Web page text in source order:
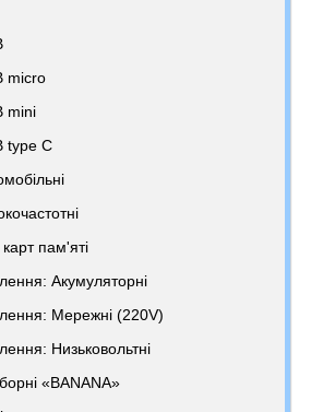
micro
mini
type C
пам'яті
Акумуляторні
Мережні (220V)
Низьковольтні
«BANANA»